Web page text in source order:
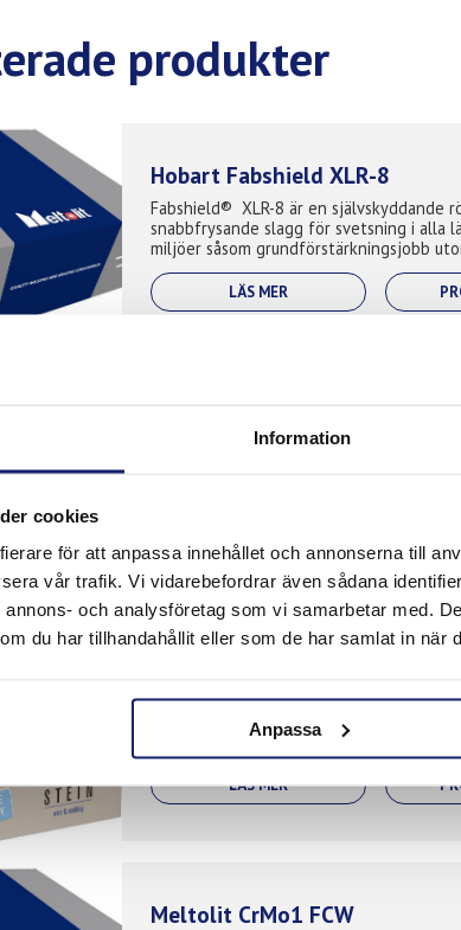
Information
cookies
för att anpassa innehållet och annonserna till
vår trafik. Vi vidarebefordrar även sådana
och analysföretag som vi samarbetar med.
du har tillhandahållit eller som de har samlat in när
Anpassa
produkter
Hobart Fabshield XLR-8
Fabshield® XLR-8 är en självskyddande
snabbfrysande slagg för svetsning i alla
miljöer såsom grundförstärkningsjobb
flersträngssvetsning. Anvä...
LÄS MER
237M är en metallpulverfylld sömlös
av 2,25Cr/1,0%Mo kryphållfasta stål(CrMo2).
Kemisk och petrokemisk industri där
vätesprickor och stresskorro...
LÄS MER
Meltolit CrMo1 FCW